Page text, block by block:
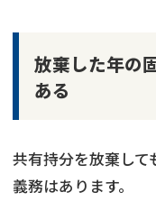
放棄した年の
ある
共有持分を放棄し
義務はあります。